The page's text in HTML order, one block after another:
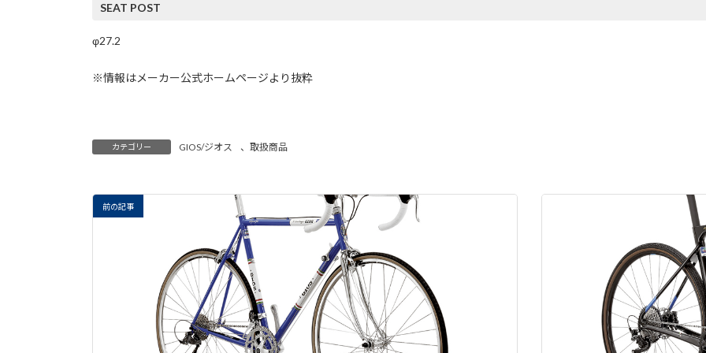
SEAT POST
φ27.2
※情報はメーカー公式ホームページより抜粋
カテゴリー GIOS/ジオス 、 取扱商品
前の記事